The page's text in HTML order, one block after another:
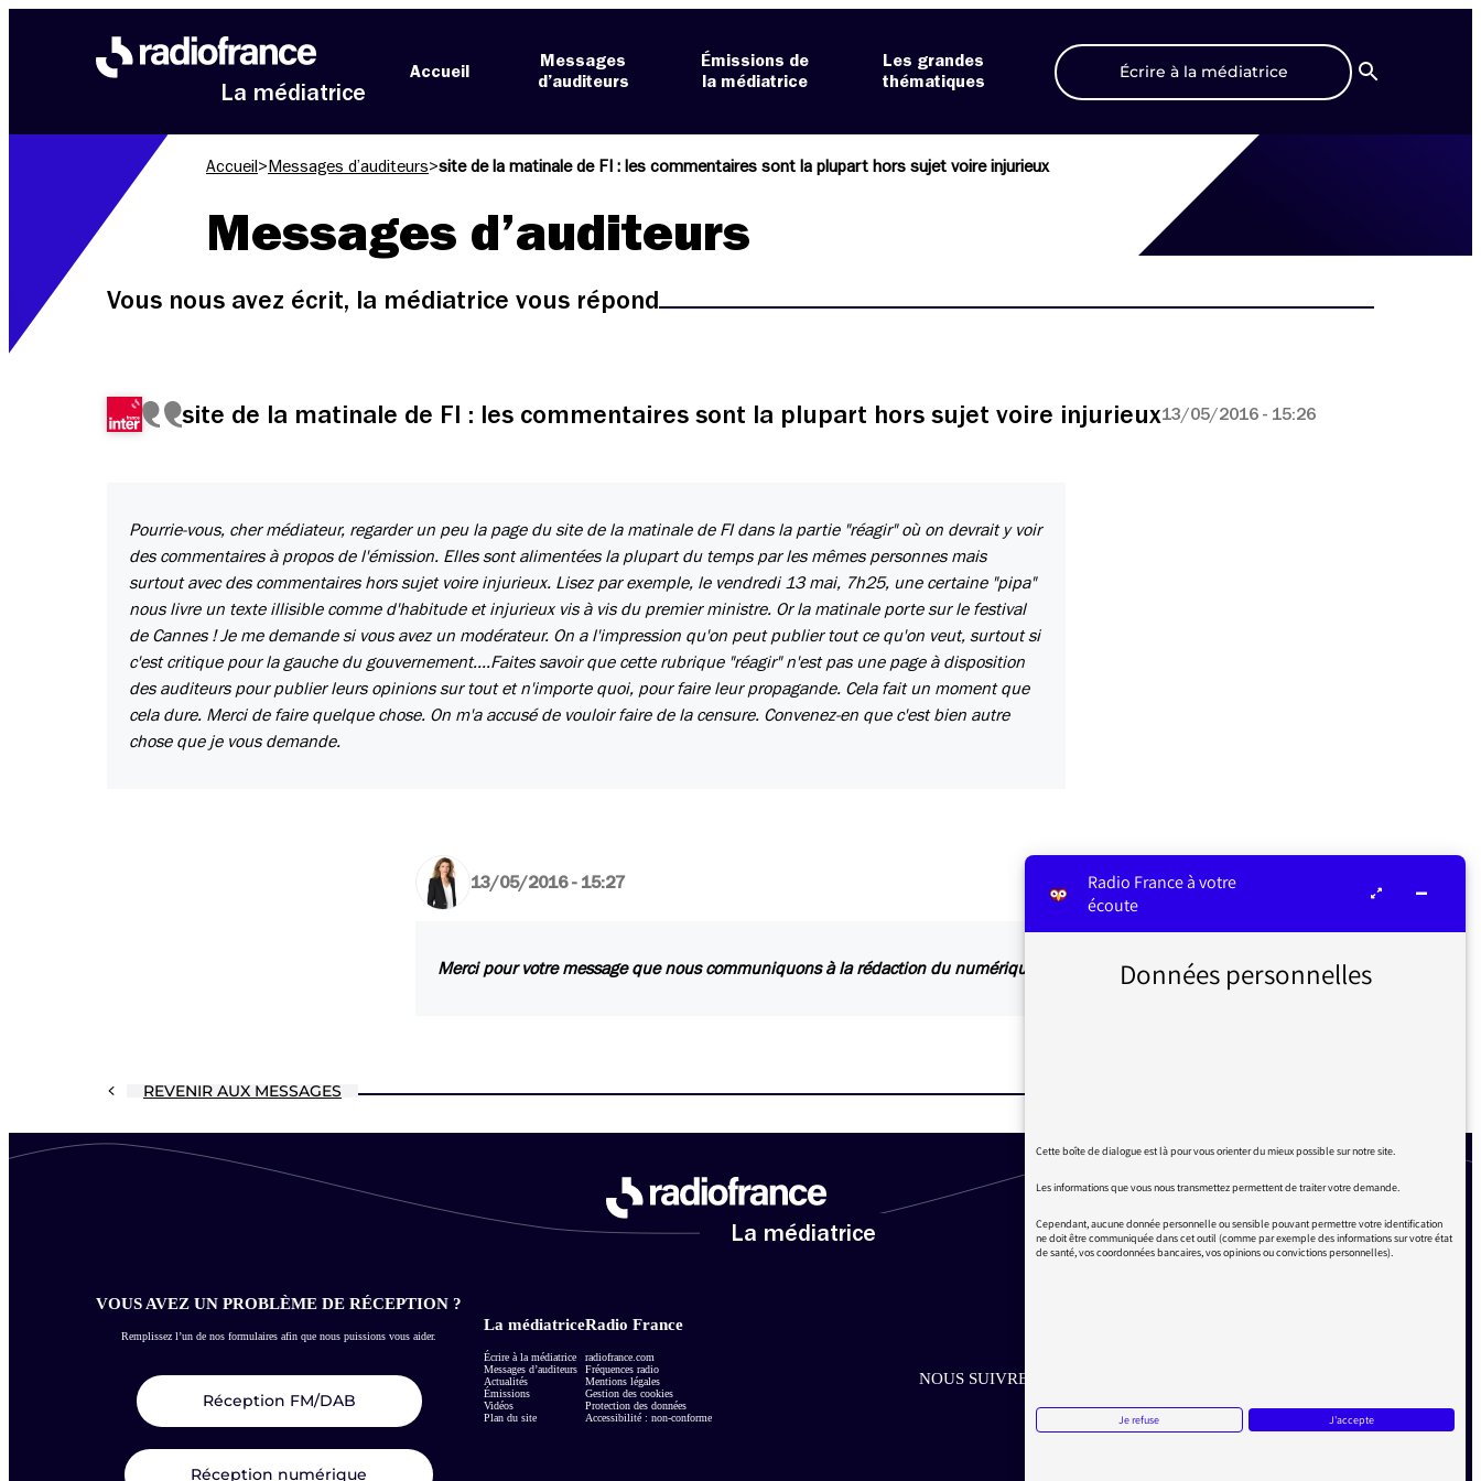
La médiatrice
Accueil
Messages
d’auditeurs
Émissions de
la médiatrice
Les grandes
thématiques
Écrire à la médiatrice
Recherche
Accueil > Messages d’auditeurs>site de la matinale de FI : les commentaires sont la plupart hors sujet voire injurieux
Messages d’auditeurs
Vous nous avez écrit, la médiatrice vous répond
site de la matinale de FI : les commentaires sont la plupart hors sujet voire injurieux13/05/2016 - 15:26
Pourrie-vous, cher médiateur, regarder un peu la page du site de la matinale de FI dans la partie "réagir" où on devrait y voir
des commentaires à propos de l'émission. Elles sont alimentées la plupart du temps par les mêmes personnes mais
surtout avec des commentaires hors sujet voire injurieux. Lisez par exemple, le vendredi 13 mai, 7h25, une certaine "pipa"
nous livre un texte illisible comme d'habitude et injurieux vis à vis du premier ministre. Or la matinale porte sur le festival
de Cannes ! Je me demande si vous avez un modérateur. On a l'impression qu'on peut publier tout ce qu'on veut, surtout si
c'est critique pour la gauche du gouvernement....Faites savoir que cette rubrique "réagir" n'est pas une page à disposition
des auditeurs pour publier leurs opinions sur tout et n'importe quoi, pour faire leur propagande. Cela fait un moment que
cela dure. Merci de faire quelque chose. On m'a accusé de vouloir faire de la censure. Convenez-en que c'est bien autre
chose que je vous demande.
13/05/2016 - 15:27
Merci pour votre message que nous communiquons à la rédaction du numérique de France Inter
REVENIR AUX MESSAGES
La médiatrice
VOUS AVEZ UN PROBLÈME DE RÉCEPTION ?
Remplissez l’un de nos formulaires afin que nous puissions vous aider.
Réception FM/DAB
Réception numérique
La médiatrice
Écrire à la médiatrice
Messages d’auditeurs
Actualités
Émissions
Vidéos
Plan du site
Radio France
radiofrance.com
Fréquences radio
Mentions légales
Gestion des cookies
Protection des données
Accessibilité : non-conforme
NOUS SUIVRE SUR LES RÉSEAUX
Aller sur la page Facebook de la Médiatrice
Aller sur la page Twitter de la Médiatrice
Aller sur la page Instagram de la Médiatrice
Radio France à votre
écoute
Données personnelles
Cette boîte de dialogue est là pour vous orienter du mieux possible sur notre site.
Les informations que vous nous transmettez permettent de traiter votre demande.
Cependant, aucune donnée personnelle ou sensible pouvant permettre votre identification
ne doit être communiquée dans cet outil (comme par exemple des informations sur votre état
de santé, vos coordonnées bancaires, vos opinions ou convictions personnelles).
Je refuse J'accepte